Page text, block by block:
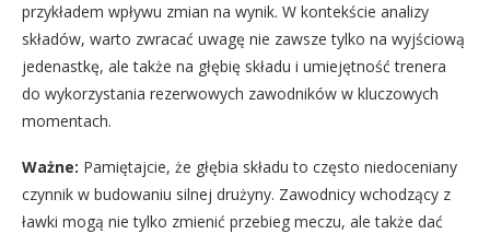
przykładem wpływu zmian na wynik. W kontekście analizy
składów, warto zwracać uwagę nie zawsze tylko na wyjściową
jedenastkę, ale także na głębię składu i umiejętność trenera
do wykorzystania rezerwowych zawodników w kluczowych
momentach.
Ważne: Pamiętajcie, że głębia składu to często niedoceniany
czynnik w budowaniu silnej drużyny. Zawodnicy wchodzący z
ławki mogą nie tylko zmienić przebieg meczu, ale także dać